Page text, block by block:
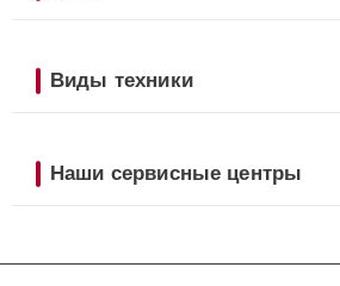
Виды техники
Наши сервисные центры